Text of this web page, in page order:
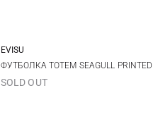
M L XL
EVISU
ФУТБОЛКА TOTEM SEAGULL PRINTED
SOLD OUT